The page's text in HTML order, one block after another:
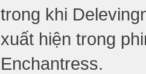
trong khi
xuất hiện trong
Enchantress.